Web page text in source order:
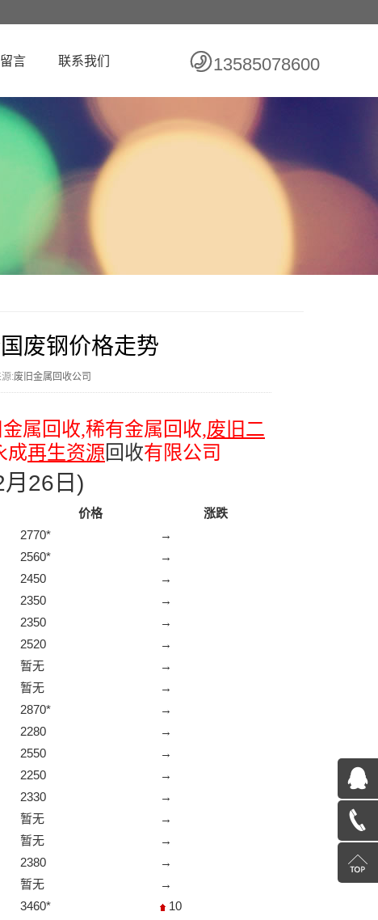
13585078600
言 联系我们
废钢价格走势
:废旧金属回收公司
属回收,稀有金属回收,废旧二
成再生资源 回收有限公司
26日)
价格
涨跌
2770*
→
2560*
→
2450
→
2350
→
2350
→
2520
→
暂无
→
暂无
→
2870*
→
2280
→
2550
→
2250
→
2330
→
暂无
→
暂无
→
2380
→
暂无
→
3460*
10